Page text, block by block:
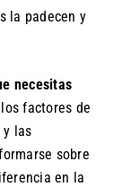
la padecen y
necesitas
factores de
y las
sobre
en la